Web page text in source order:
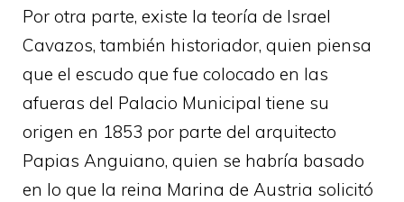
Por otra parte, existe la teoría de Israel
Cavazos, también historiador, quien piensa
que el escudo que fue colocado en las
afueras del Palacio Municipal tiene su
origen en 1853 por parte del arquitecto
Papias Anguiano, quien se habría basado
en lo que la reina Marina de Austria solicitó